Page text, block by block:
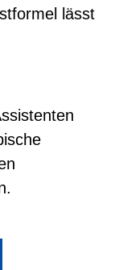
lässt